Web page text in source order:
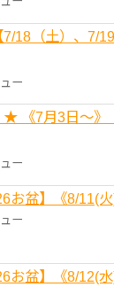
（土）、7/19
ー
★ 《7月3日～》
ー
お盆】《8/11(火)
ー
お盆】《8/12(水